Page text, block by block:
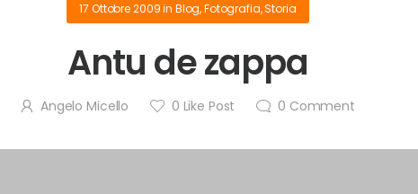
17 Ottobre 2009in Blog,Fotografia,Storia
Antu de zappa
Angelo Micello 0 Like Post 0 Comment